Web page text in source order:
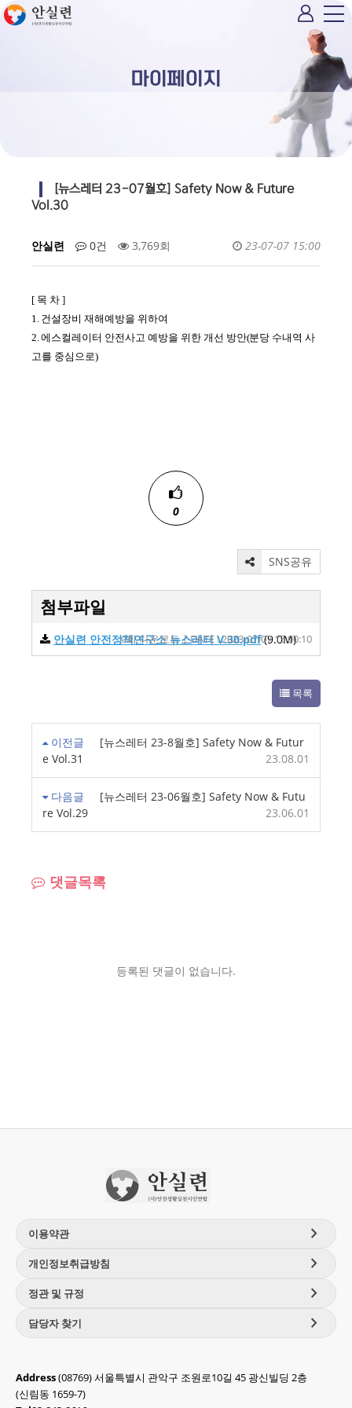
마이페이지
[뉴스레터 23-07월호] Safety Now & Future
Vol.30
안실련 0건 3,769회 23-07-07 15:00
[ 목 차 ]
1. 건설장비 재해예방을 위하여
2.에스컬레이터 안전사고 예방을 위한 개선 방안(분당 수내역 사
고를 중심으로)
0
SNS공유
첨부파일
안실련 안전정책연구소 뉴스레터 V.30.pdf(9.0M)
0회 다운로드 | DATE : 2023-07-07 15:00:10
목록
이전글
[뉴스레터 23-8월호] Safety Now & Futur
e Vol.31
23.08.01
다음글
[뉴스레터 23-06월호] Safety Now & Futu
re Vol.29
23.06.01
댓글목록
등록된 댓글이 없습니다.
이용약관 chevron_right
개인정보취급방침 chevron_right
정관 및 규정 chevron_right
담당자 찾기 chevron_right
Address(08769) 서울특별시 관악구 조원로10길 45 광신빌딩 2층
(신림동 1659-7)